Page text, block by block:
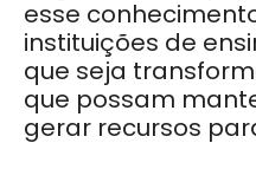
esse
instituições de
que seja
que possam
gerar recursos